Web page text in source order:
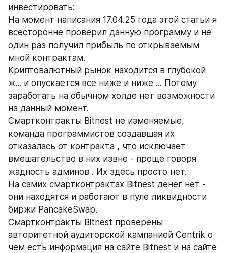
инвестировать:
На момент написания 17.04.25 года этой статьи я
всесторонне проверил данную программу и не
один раз получил прибыль по открываемым
мной контрактам.
Криптовалютный рынок находится в глубокой
ж... и опускается все ниже и ниже ... Потому
заработать на обычном холде нет возможности
на данный момент.
Смартконтракты Bitnest не изменяемые,
команда программистов создавшая их
отказалась от контракта , что исключает
вмешательство в них извне - проще говоря
жадность админов . Их здесь просто нет.
На самих смартконтрактах Bitnest денег нет -
они находятся и работают в пуле ликвидности
биржи PancakeSwap.
Смартконтракты Bitnest проверены
авторитетной аудиторской кампанией Centrik о
чем есть информация на сайте Bitnest и на сайте